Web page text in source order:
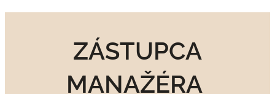
ZÁSTUPCA
MANAŽÉRA